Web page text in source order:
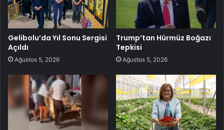
Gelibolu’da Yıl Sonu Sergisi
Açıldı
Ağustos 5, 2026
Trump’tan Hürmüz Boğazı
Tepkisi
Ağustos 5, 2026